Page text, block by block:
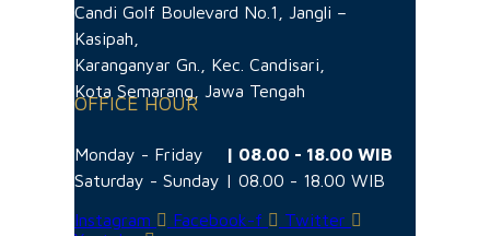
Candi Golf Boulevard No.1, Jangli –
Kasipah,
Karanganyar Gn., Kec. Candisari,
Kota Semarang, Jawa Tengah
OFFICE HOUR
Monday - Friday
| 08.00 - 18.00 WIB
Saturday - Sunday | 08.00 - 18.00 WIB
Instagram
Facebook-f
Twitter